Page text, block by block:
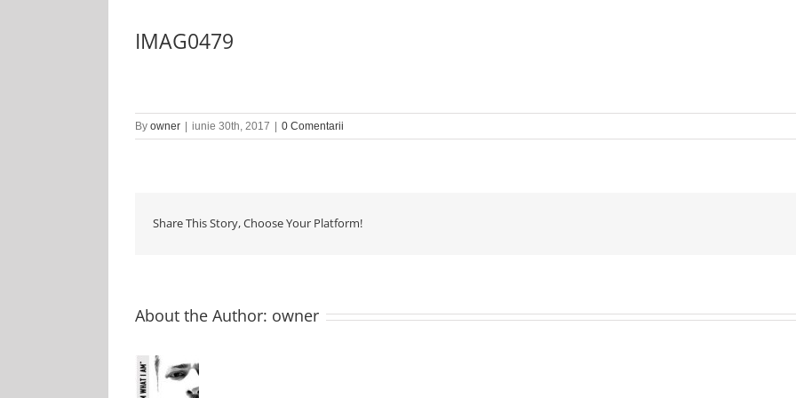
IMAG0479
By owner iunie 30th, 2017 0 Comentarii
Share This Story, Choose Your Platform!
About the Author: owner